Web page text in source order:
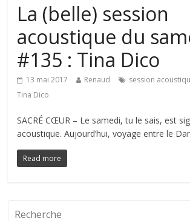
La (belle) session
acoustique du
#135 : Tina Dico
13 mai 2017 Renaud session
Tina Dico
SACRÉ CŒUR – Le samedi, tu le sais, est
acoustique. Aujourd’hui, voyage entre le
Read more